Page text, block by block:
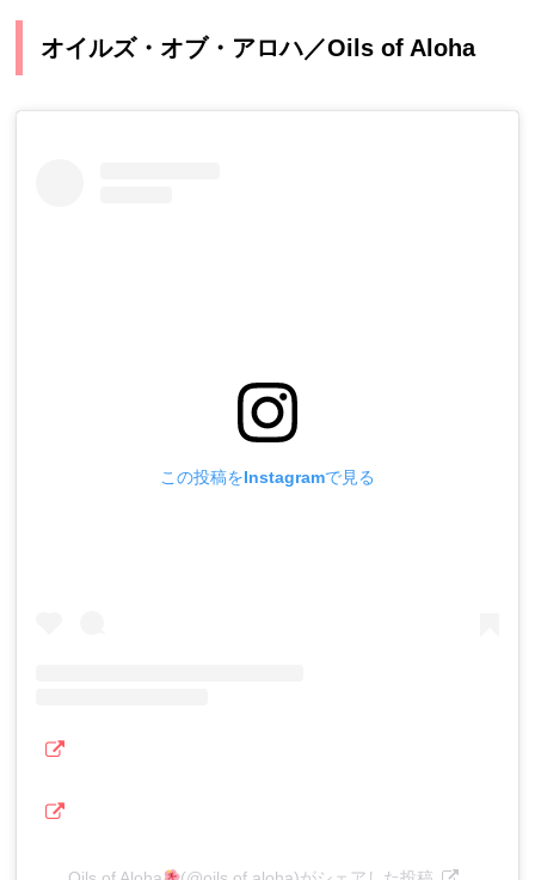
オイルズ・オブ・アロハ／Oils of Aloha
この投稿をInstagramで見る